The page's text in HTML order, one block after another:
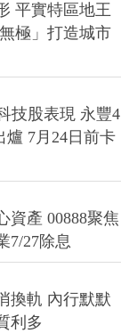
平實特區地王
極」打造城市
技股表現 永豐4
爐 7月24日前卡
資產 00888聚焦
7/27除息
換軌 內行默默
利多